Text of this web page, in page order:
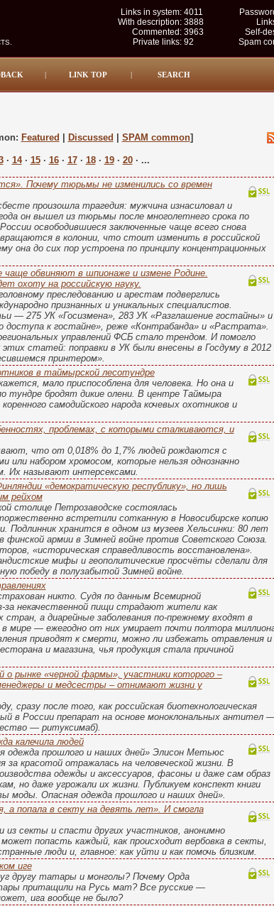
Links in system: 4011
With description: 3888
Commented: 3963
Self-
Private links: 92 Spam
| LINK TOP | SEARCH
Featured Discussed SPAM common]
· 14· 15· 16· 17· 18· 19· 20· ...
Почему тюрьмы не изменились со времен
произошла трагедия: мужчина изнасиловал и
он вышел из тюрьмы после многолетнего срока по
освободившиеся заключенные чаще всего снова
в колонии, что стоит изменить в российской
она до сих пор устроена по принципу концентрационных
обвиняют в шпионаже и измене Родине.
охоту на российскую науку.
преследованию и арестам подверглись
признанных и уникальных специалистов.
— 275 УК «Госизмена», 283 УК «Разглашение гостайны» и
доступа к гостайне», реже «Контрабанда» и «Растрата».
управлений ФСБ стало трендом. И помогло
статей: поправки в УК были внесены в Госдуму в 2012
принтером».
в таймырской лесотундре
мало приспособлена для человека. Но она и
тундре бродят дикие олени. В центре Таймыра
самодийского народа кочевых охотников и
проблемах, с которыми сталкиваются, и
что от 0,018% до 1,7% людей рождаются с
или набором хромосом, которые нельзя однозначно
Их называют интерсексами.
«демократическую республику», но лишь
рейхом
столице Петрозаводске состоялась
встретили сотканную в Новосибирске копию
Подлинник хранится в одном из музеев Хельсинки: 80 лет
финской армии в Зимней войне против Советского Союза.
«историческая справедливость восстановлена».
мифы и геополитические просчёты сделали для
победу в полузабытой Зимней войне.
никто. Судя по данным Всемирной
за некачественной пищи страдают жители как
а диарейные заболевания по-прежнему входят в
мире — ежегодно от них умирает почти полтора
приводят к смерти, можно ли избежать отравления и
и магазина, чья продукция стала причиной
рынке «черной фармы», участники которого –
и медсестры – отнимают жизни у
сразу после того, как российская биотехнологическая
в России препарат на основе моноклональных антител
— ритуксимаб).
калечила людей
прошлого и наших дней» Элисон Метьюс
за красотой отражалась на человеческой жизни. В
одежды и аксессуаров, фасоны и даже сам образ
но даже угрожали их жизни. Публикуем конспект книги
моды. Опасная одежда прошлого и наших дней».
а попала в секту на девять лет». И смогла
секты и спасти других участников, анонимно
попасть каждый, как происходит вербовка в секты,
люди и, главное: как уйти и как помочь близким.
иге
другу татары и монголы? Почему Орда
притащили на Русь мат? Все русские —
ига вообще не было?